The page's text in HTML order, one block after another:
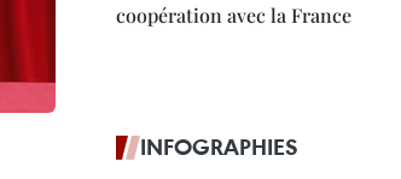
coopération avec la France
INFOGRAPHIES